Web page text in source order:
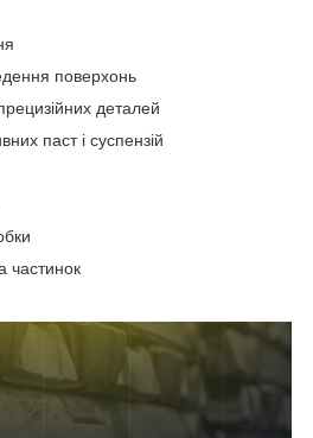
поверхонь
деталей
паст і суспензій
частинок